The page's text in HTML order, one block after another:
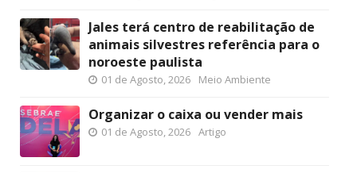
Jales terá centro de reabilitação de
animais silvestres referência para o
noroeste paulista
01 de Agosto, 2026 Meio Ambiente
Organizar o caixa ou vender mais
01 de Agosto, 2026 Artigo